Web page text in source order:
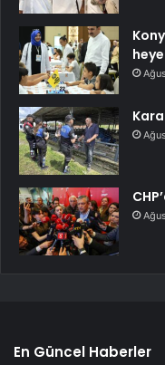
En Güncel Haberler